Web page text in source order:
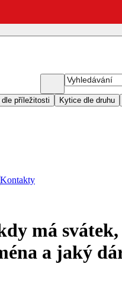
dle příležitosti Kytice dle druhu
Kontakty
má svátek,
a jaký